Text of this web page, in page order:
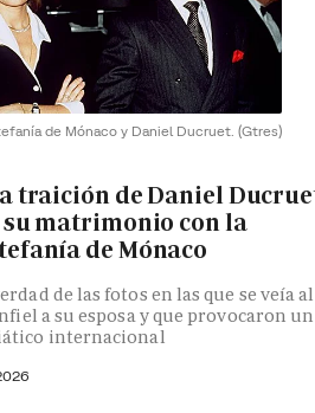
de Mónaco y Daniel Ducruet. (Gtres)
traición de Daniel
su matrimonio con la
de Mónaco
de las fotos en las que se veía al
a su esposa y que provocaron un
internacional